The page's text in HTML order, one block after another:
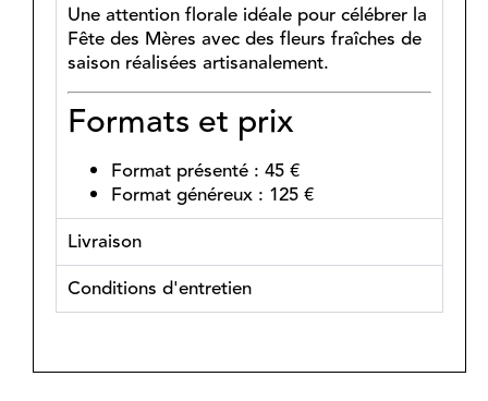
Une attention florale idéale pour célébrer la
Fête des Mères avec des fleurs fraîches de
saison réalisées artisanalement.
Formats et prix
Format présenté : 45 €
Format généreux : 125 €
Livraison
Conditions d'entretien